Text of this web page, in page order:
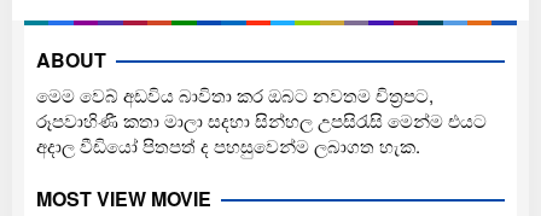
ABOUT
මෙම වෙබ් අඩවිය බාවිතා කර ඔබට නවතම චිත්‍රපට,
රූපවාහිණී කතා මාලා සදහා සින්හල උපසිරැසි මෙන්ම එයට
අදාල වීඩියෝ පිතපත් ද පහසුවෙන්ම ලබාගත හැක.
MOST VIEW MOVIE